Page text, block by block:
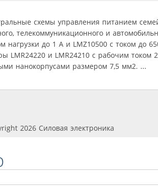
схемы управления питанием
телекоммуникационного и
до 1 А и LMZ10500 с током до
LMR24220 и LMR24210 с рабочим током
нанокорпусами размером 7,5 мм2. ...
2026 Силовая электроника